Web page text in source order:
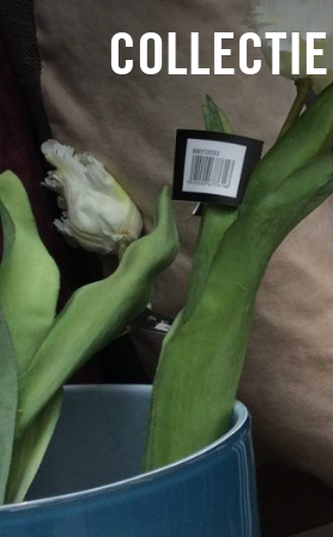
COLLECTIE